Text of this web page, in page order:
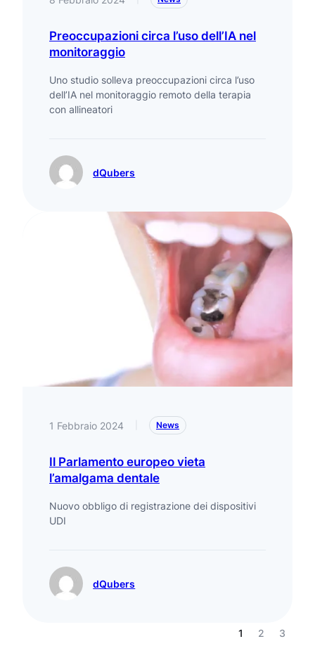
Preoccupazioni circa l’uso dell’IA nel
monitoraggio
Uno studio solleva preoccupazioni circa l’uso
dell’IA nel monitoraggio remoto della terapia
con allineatori
dQubers
1 Febbraio 2024 News
Il Parlamento europeo vieta
l’amalgama dentale
Nuovo obbligo di registrazione dei dispositivi
UDI
dQubers
1 2 3